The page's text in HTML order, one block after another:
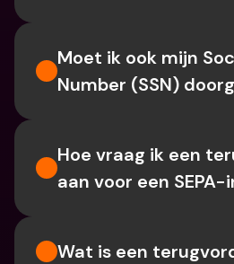
Moet ik ook mijn
Number (SSN)
Hoe vraag ik een
aan voor een SEPA-
Wat is een